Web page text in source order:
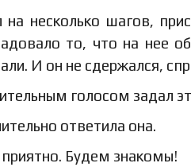
на несколько шагов,
то, что на нее
И он не сдержался,
голосом задал
ответила она.
Будем знакомы!